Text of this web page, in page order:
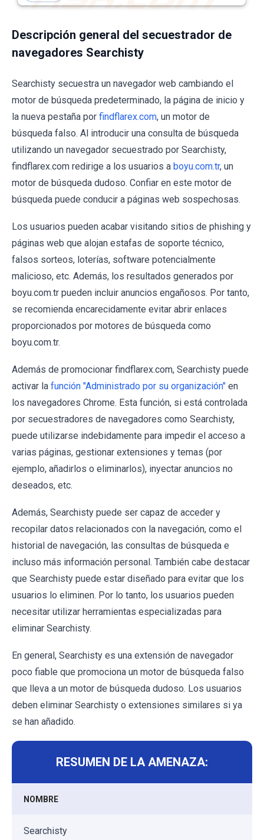
Descripción general del secuestrador de
navegadores Searchisty
Searchisty secuestra un navegador web cambiando el
motor de búsqueda predeterminado, la página de inicio y
la nueva pestaña por findflarex.com, un motor de
búsqueda falso. Al introducir una consulta de búsqueda
utilizando un navegador secuestrado por Searchisty,
findflarex.com redirige a los usuarios a boyu.com.tr, un
motor de búsqueda dudoso. Confiar en este motor de
búsqueda puede conducir a páginas web sospechosas.
Los usuarios pueden acabar visitando sitios de phishing y
páginas web que alojan estafas de soporte técnico,
falsos sorteos, loterías, software potencialmente
malicioso, etc. Además, los resultados generados por
boyu.com.tr pueden incluir anuncios engañosos. Por tanto,
se recomienda encarecidamente evitar abrir enlaces
proporcionados por motores de búsqueda como
boyu.com.tr.
Además de promocionar findflarex.com, Searchisty puede
activar la función "Administrado por su organización" en
los navegadores Chrome. Esta función, si está controlada
por secuestradores de navegadores como Searchisty,
puede utilizarse indebidamente para impedir el acceso a
varias páginas, gestionar extensiones y temas (por
ejemplo, añadirlos o eliminarlos), inyectar anuncios no
deseados, etc.
Además, Searchisty puede ser capaz de acceder y
recopilar datos relacionados con la navegación, como el
historial de navegación, las consultas de búsqueda e
incluso más información personal. También cabe destacar
que Searchisty puede estar diseñado para evitar que los
usuarios lo eliminen. Por lo tanto, los usuarios pueden
necesitar utilizar herramientas especializadas para
eliminar Searchisty.
En general, Searchisty es una extensión de navegador
poco fiable que promociona un motor de búsqueda falso
que lleva a un motor de búsqueda dudoso. Los usuarios
deben eliminar Searchisty o extensiones similares si ya
se han añadido.
RESUMEN DE LA AMENAZA:
NOMBRE
Searchisty